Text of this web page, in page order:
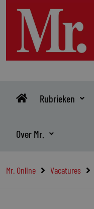
inhoud
Rubrieken
Over Mr.
Mr. Online Vacatures